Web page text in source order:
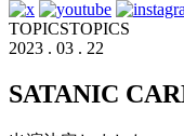
TOPICSTOPICS
2023 . 03 . 22
SATANIC